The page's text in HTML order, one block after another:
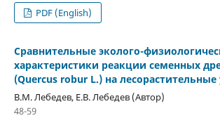
PDF (English)
Сравнительные эколого-
характеристики реакции семенных
(Quercus robur L.) на лесорастительные
В.М. Лебедев, Е.В. Лебедев (Автор)
48-59